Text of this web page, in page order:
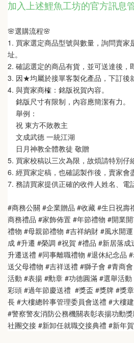
加入上述鯉魚工坊的官方訊息
🌸選購流程🌸
1. 買家選定商品型號與數量，詢問賣家
址。
2. 確認選定的商品有貨，並可送達後，
3. 因★均屬於接單客製化產品，下訂後
4. 與賣家商榷：銘版祝賀內容。
銘版尺寸有限制，內容應簡潔有力。
舉例：
祝 東方不敗教主
文成武德 一統江湖
日月神教全體教徒 敬贈
5. 買家校稿以三次為限，故煩請特別仔
6. 經買家定稿，也確認製作後，賣家會
7. 務請買家提供正確的收件人姓名、電
#商務公關 #企業贈品 #收藏 #生日祝壽
商務禮品 #家飾佈置 #年節禮物 #開業
禮物 #母親節禮物 #吉祥納財 #風水開
成 #升遷 #榮調 #祝賀 #禮品 #新居落
升遷送禮 #同事離職禮物 #退休紀念品
送父母禮物 #吉祥送禮 #獅子會 #青商
活動 #表揚 #勳章 #功德圓滿 #選舉活
彩頭 #過年節慶送禮  #獎盃 #獎牌 #獎
長 #大樓總幹事管理委員會送禮 #大樓
#警察警友消防公務機關表彰表揚功勳
社團交接 #新卸任就職交接典禮 #新年